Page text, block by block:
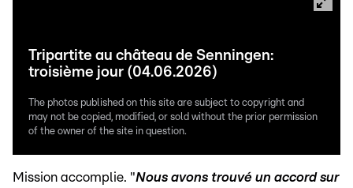
Tripartite au château de Senningen:
troisième jour (04.06.2026)
The photos published on this site are subject to copyright and
may not be copied, modified, or sold without the prior permission
of the owner of the site in question.
Mission accomplie. "Nous avons trouvé un accord sur